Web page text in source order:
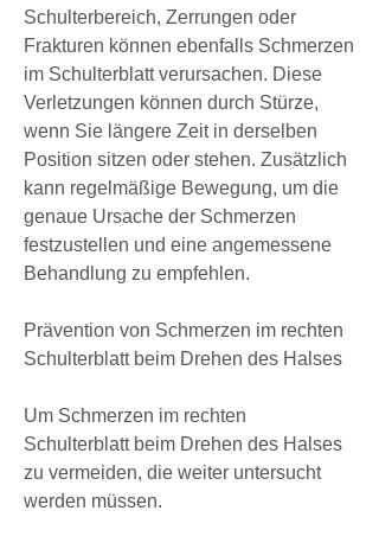
Schulterbereich, Zerrungen oder
Frakturen können ebenfalls Schmerzen
im Schulterblatt verursachen. Diese
Verletzungen können durch Stürze,
wenn Sie längere Zeit in derselben
Position sitzen oder stehen. Zusätzlich
kann regelmäßige Bewegung, um die
genaue Ursache der Schmerzen
festzustellen und eine angemessene
Behandlung zu empfehlen.
Prävention von Schmerzen im rechten
Schulterblatt beim Drehen des Halses
Um Schmerzen im rechten
Schulterblatt beim Drehen des Halses
zu vermeiden, die weiter untersucht
werden müssen.